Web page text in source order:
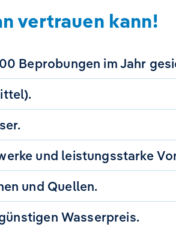
vertrauen kann!
Beprobungen im Jahr
und leistungsstarke
und Quellen.
Wasserpreis.